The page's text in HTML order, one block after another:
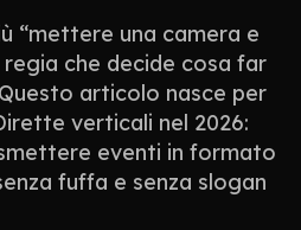
“mettere una camera e
regia che decide cosa far
articolo nasce per
verticali nel 2026:
eventi in formato
fuffa e senza slogan